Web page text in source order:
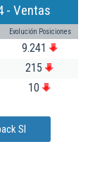
- Ventas
Evolución Posiciones
9.241
215
10
Sl